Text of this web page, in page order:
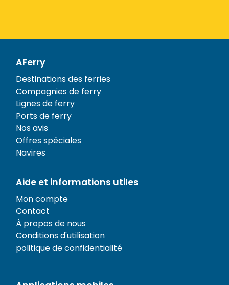
AFerry
Destinations des ferries
Compagnies de ferry
Lignes de ferry
Ports de ferry
Nos avis
Offres spéciales
Navires
Aide et informations utiles
Mon compte
Contact
À propos de nous
Conditions d'utilisation
politique de confidentialité